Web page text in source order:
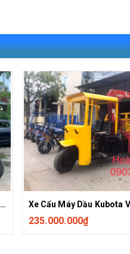
Xe Cẩu - Xe Cẩu Tự Hành - Xe Máy Dầu Cẩu
235.000.000₫